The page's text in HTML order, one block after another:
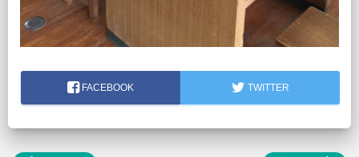
FACEBOOK TWITTER